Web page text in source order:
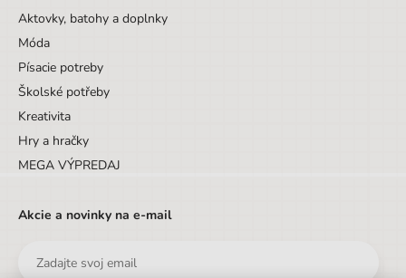
Aktovky, batohy a doplnky
Móda
Písacie potreby
Školské potřeby
Kreativita
Hry a hračky
MEGA VÝPREDAJ
Akcie a novinky na e-mail